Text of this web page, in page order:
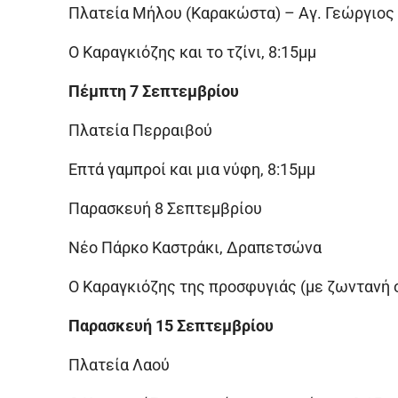
Πλατεία Μήλου (Καρακώστα) – Αγ. Γεώργιος
Ο Καραγκιόζης και το τζίνι, 8:15μμ
Πέμπτη 7 Σεπτεμβρίου
Πλατεία Περραιβού
Επτά γαμπροί και μια νύφη, 8:15μμ
Παρασκευή 8 Σεπτεμβρίου
Νέο Πάρκο Καστράκι, Δραπετσώνα
Ο Καραγκιόζης της προσφυγιάς (με ζωντανή
Παρασκευή 15 Σεπτεμβρίου
Πλατεία Λαού